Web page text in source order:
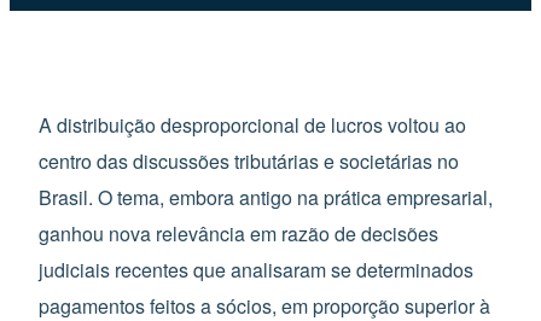
A distribuição desproporcional de lucros voltou ao
centro das discussões tributárias e societárias no
Brasil. O tema, embora antigo na prática empresarial,
ganhou nova relevância em razão de decisões
judiciais recentes que analisaram se determinados
pagamentos feitos a sócios, em proporção superior à